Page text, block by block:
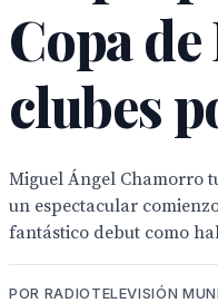
Copa
clubes
Miguel Ángel Chamorro
un espectacular
fantástico debut como
POR RADIOTELEVISIÓN